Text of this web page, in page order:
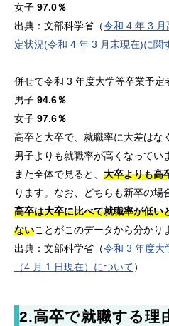
女子 97.0％
出典：文部科学省（令和 4 年 3 月
定状況(令和 4 年 3 月末現在)に関
併せて令和 3 年度大学等卒業予定
男子 94.6％
女子 97.6％
高卒と大卒で、就職率に大差はな
男子よりも就職率が高くなってい
また全体で見ると、 大卒よりも高
ります。なお、どちらも新卒の場
高卒は大卒に比べて就職率が低い
ないことがこのデータから分かり
出典：文部科学省（令和 3 年度大
（4 月 1 日現在）について）
2.高卒で就職する理